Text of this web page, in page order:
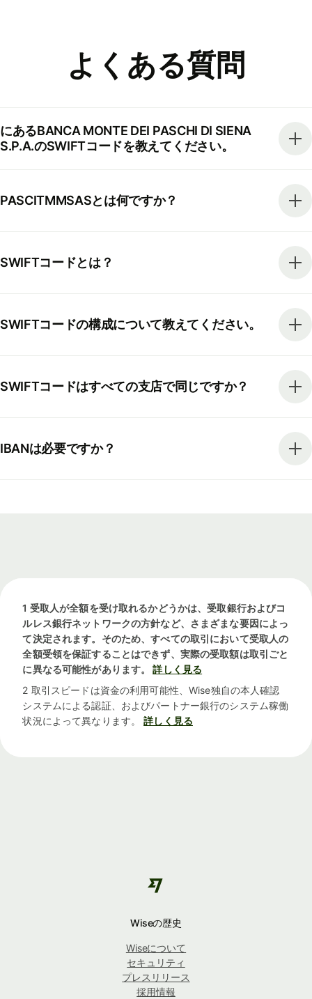
よくある質問
にあるBANCA MONTE DEI PASCHI DI SIENA
S.P.A.のSWIFTコードを教えてください。
PASCITMMSASとは何ですか？
SWIFTコードとは？
SWIFTコードの構成について教えてください。
SWIFTコードはすべての支店で同じですか？
IBANは必要ですか？
1 受取人が全額を受け取れるかどうかは、受取銀行およびコ
ルレス銀行ネットワークの方針など、さまざまな要因によっ
て決定されます。そのため、すべての取引において受取人の
全額受領を保証することはできず、実際の受取額は取引ごと
に異なる可能性があります。
詳しく見る
2 取引スピードは資金の利用可能性、Wise独自の本人確認
システムによる認証、およびパートナー銀行のシステム稼働
状況によって異なります。
詳しく見る
Wiseの歴史
Wiseについて
セキュリティ
プレスリリース
採用情報